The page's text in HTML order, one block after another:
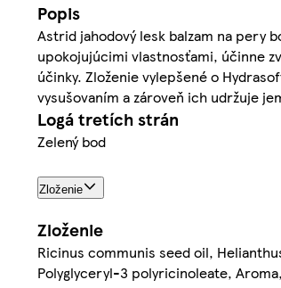
Popis
Astrid jahodový lesk balzam na pery
upokojujúcimi vlastnosťami, účinne
účinky. Zloženie vylepšené o
vysušovaním a zároveň ich udržuje
Logá tretích strán
Zelený bod
Zloženie
Zloženie
Ricinus communis seed oil,
Polyglyceryl-3 polyricinoleate,